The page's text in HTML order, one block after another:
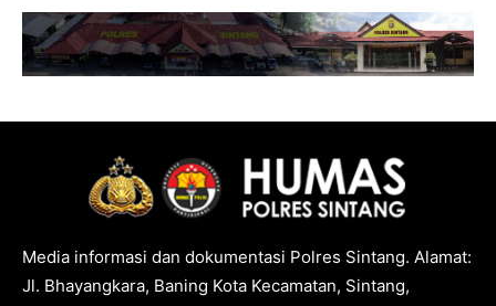
Media informasi dan dokumentasi Polres Sintang. Alamat:
Jl. Bhayangkara, Baning Kota Kecamatan, Sintang,